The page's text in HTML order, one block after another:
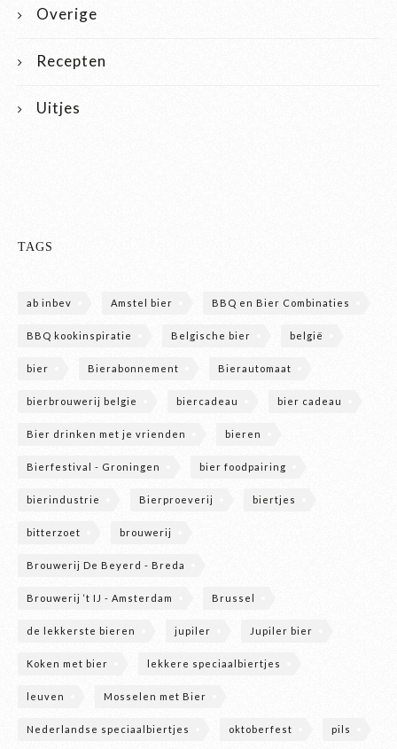
Overige
Recepten
Uitjes
TAGS
ab inbev Amstel bier BBQ en Bier Combinaties
BBQ kookinspiratie Belgische bier belgië
bier Bierabonnement Bierautomaat
bierbrouwerij belgie biercadeau bier cadeau
Bier drinken met je vrienden bieren
Bierfestival - Groningen bier foodpairing
bierindustrie Bierproeverij biertjes
bitterzoet brouwerij
Brouwerij De Beyerd - Breda
Brouwerij ‘t IJ - Amsterdam Brussel
de lekkerste bieren jupiler Jupiler bier
Koken met bier lekkere speciaalbiertjes
leuven Mosselen met Bier
Nederlandse speciaalbiertjes oktoberfest pils